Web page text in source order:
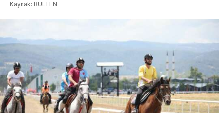
Kaynak: BULTEN